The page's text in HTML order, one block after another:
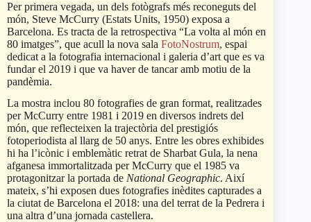
Per primera vegada, un dels fotògrafs més reconeguts del
món, Steve McCurry (Estats Units, 1950) exposa a
Barcelona. Es tracta de la retrospectiva “La volta al món en
80 imatges”, que acull la nova sala FotoNostrum, espai
dedicat a la fotografia internacional i galeria d’art que es va
fundar el 2019 i que va haver de tancar amb motiu de la
pandèmia.
La mostra inclou 80 fotografies de gran format, realitzades
per McCurry entre 1981 i 2019 en diversos indrets del
món, que reflecteixen la trajectòria del prestigiós
fotoperiodista al llarg de 50 anys. Entre les obres exhibides
hi ha l’icònic i emblemàtic retrat de Sharbat Gula, la nena
afganesa immortalitzada per McCurry que el 1985 va
protagonitzar la portada de National Geographic. Així
mateix, s’hi exposen dues fotografies inèdites capturades a
la ciutat de Barcelona el 2018: una del terrat de la Pedrera i
una altra d’una jornada castellera.